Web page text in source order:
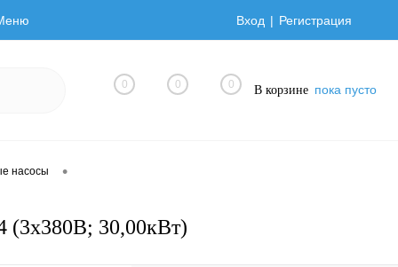
Вход Регистрация
0 0 0 В корзине пока пусто
насосы •
(3х380В; 30,00кВт)